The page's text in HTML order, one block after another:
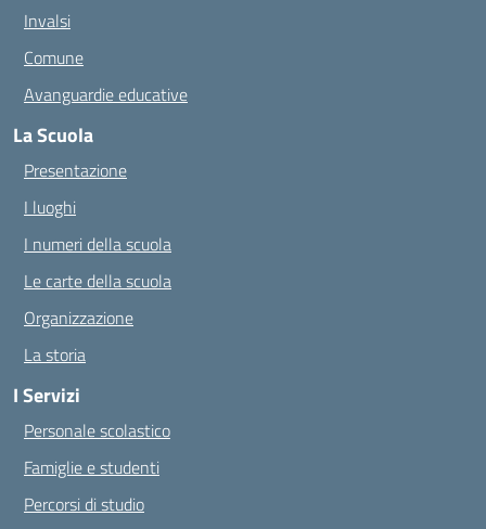
Invalsi
Comune
Avanguardie educative
La Scuola
Presentazione
I luoghi
I numeri della scuola
Le carte della scuola
Organizzazione
La storia
I Servizi
Personale scolastico
Famiglie e studenti
Percorsi di studio